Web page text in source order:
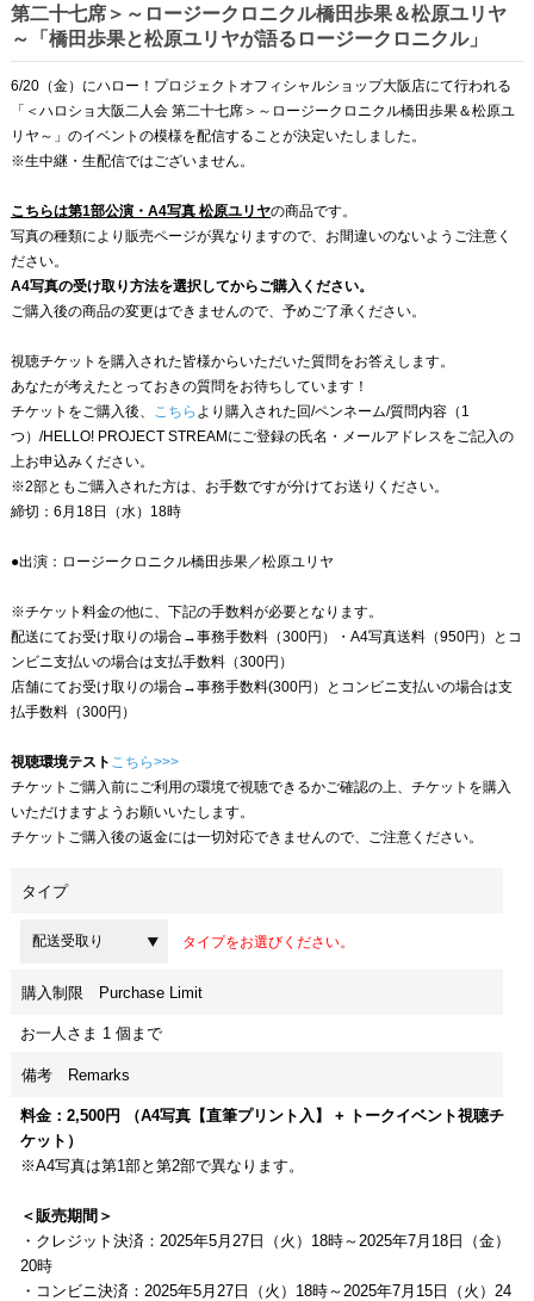
第二十七席＞～ロージークロニクル橋田歩果＆松原ユリヤ
～「橋田歩果と松原ユリヤが語るロージークロニクル」
6/20（金）にハロー！プロジェクトオフィシャルショップ大阪店にて行われる
「＜ハロショ大阪二人会 第二十七席＞～ロージークロニクル橋田歩果＆松原ユ
リヤ～」のイベントの模様を配信することが決定いたしました。
※生中継・生配信ではございません。
こちらは第1部公演・A4写真 松原ユリヤの商品です。
写真の種類により販売ページが異なりますので、お間違いのないようご注意く
ださい。
A4写真の受け取り方法を選択してからご購入ください。
ご購入後の商品の変更はできませんので、予めご了承ください。
視聴チケットを購入された皆様からいただいた質問をお答えします。
あなたが考えたとっておきの質問をお待ちしています！
チケットをご購入後、 こちら より購入された回/ペンネーム/質問内容（1
つ）/HELLO! PROJECT STREAMにご登録の氏名・メールアドレスをご記入の
上お申込みください。
※2部ともご購入された方は、お手数ですが分けてお送りください。
締切：6月18日（水）18時
●出演：ロージークロニクル橋田歩果／松原ユリヤ
※チケット料金の他に、下記の手数料が必要となります。
配送にてお受け取りの場合→事務手数料（300円）・A4写真送料（950円）とコ
ンビニ支払いの場合は支払手数料（300円）
店舗にてお受け取りの場合→事務手数料(300円）とコンビニ支払いの場合は支
払手数料（300円）
視聴環境テスト こちら>>>
チケットご購入前にご利用の環境で視聴できるかご確認の上、チケットを購入
いただけますようお願いいたします。
チケットご購入後の返金には一切対応できませんので、ご注意ください。
タイプ
タイプをお選びください。
購入制限 Purchase Limit
お一人さま 1 個まで
備考 Remarks
料金：2,500円 （A4写真【直筆プリント入】 + トークイベント視聴チ
ケット）
※A4写真は第1部と第2部で異なります。
＜販売期間＞
・クレジット決済：2025年5月27日（火）18時～2025年7月18日（金）
20時
・コンビニ決済：2025年5月27日（火）18時～2025年7月15日（火）24